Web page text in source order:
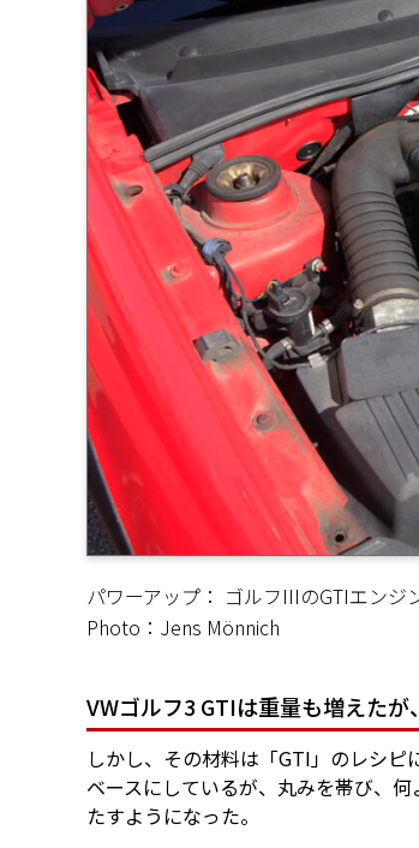
パワーアップ： ゴルフIIIのGTIエンジ
Photo：Jens Mönnich
VWゴルフ3 GTIは重量も増えた
しかし、その材料は「GTI」のレシ
ベースにしているが、丸みを帯び、
たすようになった。